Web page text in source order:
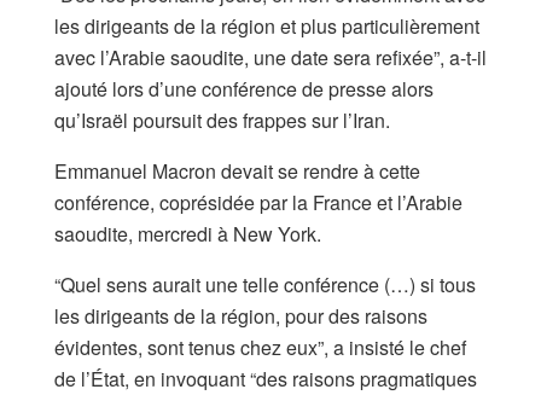
les dirigeants de la région et plus particulièrement
avec l’Arabie saoudite, une date sera refixée”, a-t-il
ajouté lors d’une conférence de presse alors
qu’Israël poursuit des frappes sur l’Iran.
Emmanuel Macron devait se rendre à cette
conférence, coprésidée par la France et l’Arabie
saoudite, mercredi à New York.
“Quel sens aurait une telle conférence (…) si tous
les dirigeants de la région, pour des raisons
évidentes, sont tenus chez eux”, a insisté le chef
de l’État, en invoquant “des raisons pragmatiques